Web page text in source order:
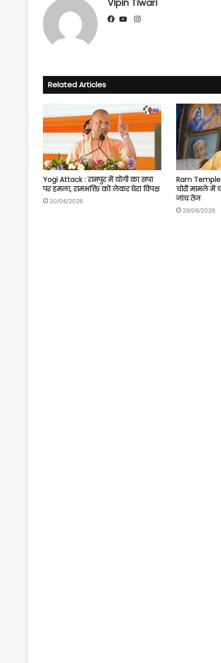
Vipin Tiwari
Instagram
Related Articles
Yogi Attack : रामपुर में योगी का सपा
पर हमला, रामभक्ति को लेकर घेरा विपक्ष
30/06/2026
Ram Temple
चोरी मामले में
जांच तेज
29/06/2026